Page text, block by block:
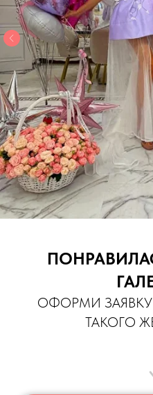
ОФОРМИ
ТАКОГО